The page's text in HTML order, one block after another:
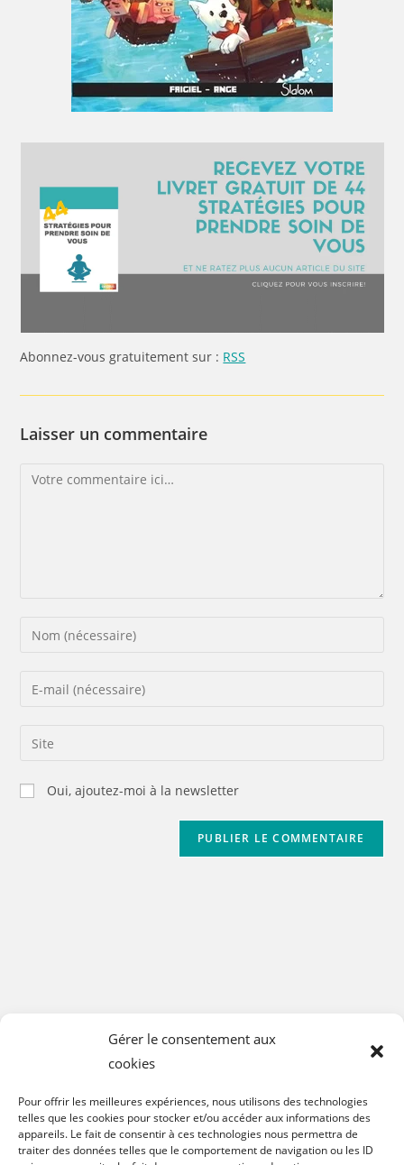
Gérer le consentement aux
cookies
Pour offrir les meilleures expériences, nous utilisons des technologies
telles que les cookies pour stocker et/ou accéder aux informations des
appareils. Le fait de consentir à ces technologies nous permettra de
traiter des données telles que le comportement de navigation ou les ID
Abonnez-vous gratuitement sur : RSS
Laisser un commentaire
Oui, ajoutez-moi à la newsletter